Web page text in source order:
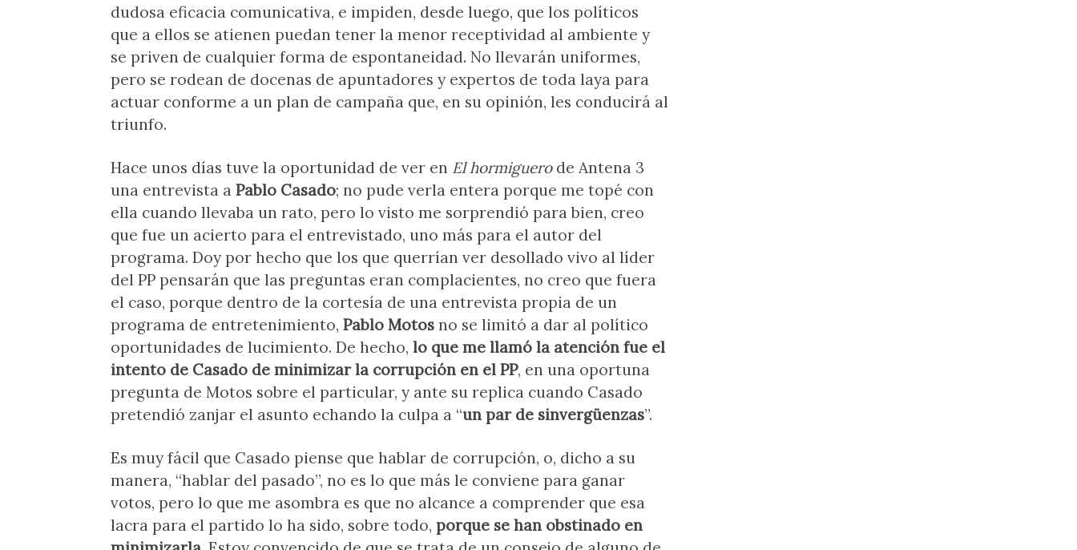
dudosa eficacia comunicativa, e impiden, desde luego, que los políticos
que a ellos se atienen puedan tener la menor receptividad al ambiente y
se priven de cualquier forma de espontaneidad. No llevarán uniformes,
pero se rodean de docenas de apuntadores y expertos de toda laya para
actuar conforme a un plan de campaña que, en su opinión, les conducirá al
triunfo.
Hace unos días tuve la oportunidad de ver en El hormiguerode Antena 3
una entrevista a Pablo Casado; no pude verla entera porque me topé con
ella cuando llevaba un rato, pero lo visto me sorprendió para bien, creo
que fue un acierto para el entrevistado, uno más para el autor del
programa. Doy por hecho que los que querrían ver desollado vivo al líder
del PP pensarán que las preguntas eran complacientes, no creo que fuera
el caso, porque dentro de la cortesía de una entrevista propia de un
programa de entretenimiento, Pablo Motos no se limitó a dar al político
oportunidades de lucimiento. De hecho, lo que me llamó la atención fue el
intento de Casado de minimizar la corrupción en el PP, en una oportuna
pregunta de Motos sobre el particular, y ante su replica cuando Casado
pretendió zanjar el asunto echando la culpa a “un par de sinvergüenzas”.
Es muy fácil que Casado piense que hablar de corrupción, o, dicho a su
manera, “hablar del pasado”, no es lo que más le conviene para ganar
votos, pero lo que me asombra es que no alcance a comprender que esa
lacra para el partido lo ha sido, sobre todo, porque se han obstinado en